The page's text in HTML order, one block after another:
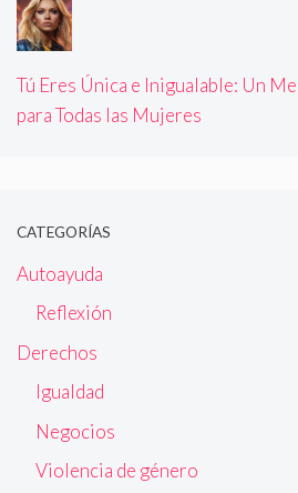
Tú Eres Única e Inigualable: Un
para Todas las Mujeres
CATEGORÍAS
Autoayuda
Reflexión
Derechos
Igualdad
Negocios
Violencia de género